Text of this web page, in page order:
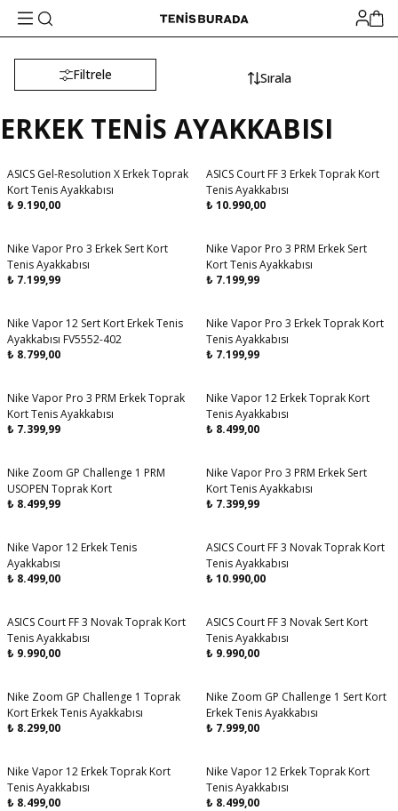
Filtrele Sırala
ERKEK TENİS AYAKKABISI
Aynı Gün Kargo
ASICS Gel-Resolution X Erkek Toprak
Kort Tenis Ayakkabısı
₺ 9.190,00
Aynı Gün Kargo
ASICS Court FF 3 Erkek Toprak Kort
Tenis Ayakkabısı
₺ 10.990,00
Aynı Gün Kargo
Nike Vapor Pro 3 Erkek Sert Kort
Tenis Ayakkabısı
₺ 7.199,99
Aynı Gün Kargo
Nike Vapor Pro 3 PRM Erkek Sert
Kort Tenis Ayakkabısı
₺ 7.199,99
Aynı Gün Kargo
Nike Vapor 12 Sert Kort Erkek Tenis
Ayakkabısı FV5552-402
₺ 8.799,00
Aynı Gün Kargo
Nike Vapor Pro 3 Erkek Toprak Kort
Tenis Ayakkabısı
₺ 7.199,99
Aynı Gün Kargo
Nike Vapor Pro 3 PRM Erkek Toprak
Kort Tenis Ayakkabısı
₺ 7.399,99
Aynı Gün Kargo
Nike Vapor 12 Erkek Toprak Kort
Tenis Ayakkabısı
₺ 8.499,00
Aynı Gün Kargo
Nike Zoom GP Challenge 1 PRM
USOPEN Toprak Kort
₺ 8.499,99
Aynı Gün Kargo
Nike Vapor Pro 3 PRM Erkek Sert
Kort Tenis Ayakkabısı
₺ 7.399,99
Aynı Gün Kargo
Nike Vapor 12 Erkek Tenis
Ayakkabısı
₺ 8.499,00
Aynı Gün Kargo
ASICS Court FF 3 Novak Toprak Kort
Tenis Ayakkabısı
₺ 10.990,00
Aynı Gün Kargo
ASICS Court FF 3 Novak Toprak Kort
Tenis Ayakkabısı
₺ 9.990,00
Aynı Gün Kargo
ASICS Court FF 3 Novak Sert Kort
Tenis Ayakkabısı
₺ 9.990,00
Aynı Gün Kargo
Nike Zoom GP Challenge 1 Toprak
Kort Erkek Tenis Ayakkabısı
₺ 8.299,00
Aynı Gün Kargo
Nike Zoom GP Challenge 1 Sert Kort
Erkek Tenis Ayakkabısı
₺ 7.999,00
Aynı Gün Kargo
Nike Vapor 12 Erkek Toprak Kort
Tenis Ayakkabısı
₺ 8.499,00
Aynı Gün Kargo
Nike Vapor 12 Erkek Toprak Kort
Tenis Ayakkabısı
₺ 8.499,00